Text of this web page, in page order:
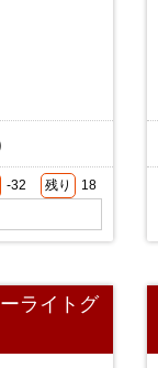
-32 残り 18
ライトグ